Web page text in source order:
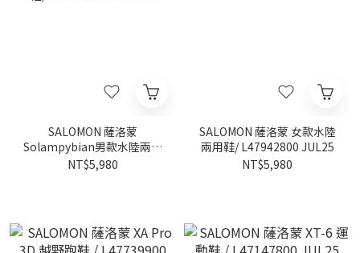
SALOMON 薩洛蒙
Solampybian男款水陸兩用
鞋/ L47942600 JUL25
NT$5,980
SALOMON 薩洛蒙 女款水陸
兩用鞋/ L47942800 JUL25
NT$5,980